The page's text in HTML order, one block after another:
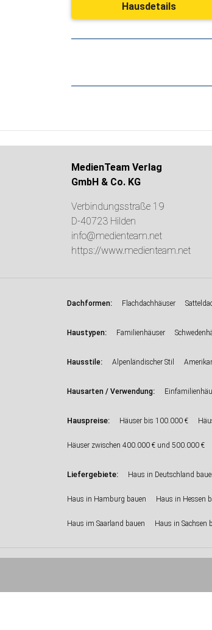
Hausdetails
MedienTeam Verlag
GmbH & Co. KG
Verbindungsstraße 19
D-40723 Hilden
info@medienteam.net
https://www.medienteam.net
Dachformen: Flachdachhäuser
Haustypen: Familienhäuser
Hausstile: Alpenländischer Stil
Hausarten / Verwendung:
Hauspreise: Häuser bis 100.000 €
Häuser zwischen 400.000 € und 500.000 €
Liefergebiete: Haus in Deutschland
Haus in Hamburg bauen Haus in Hessen
Haus im Saarland bauen Haus in Sachsen